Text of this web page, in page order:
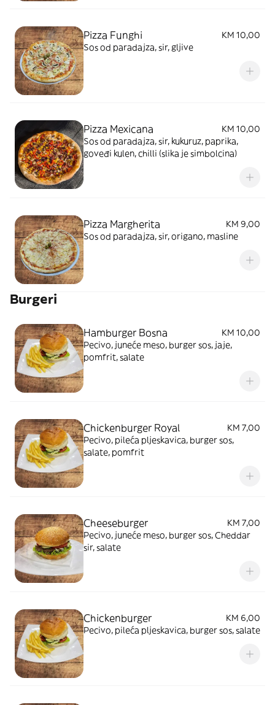
Pizza Funghi
KM 10,00
Sos od paradajza, sir, gljive
Pizza Mexicana
KM 10,00
Sos od paradajza, sir, kukuruz, paprika,
goveđi kulen, chilli (slika je simbolcina)
Pizza Margherita
KM 9,00
Sos od paradajza, sir, origano, masline
Burgeri
Hamburger Bosna
KM 10,00
Pecivo, juneće meso, burger sos, jaje,
pomfrit, salate
Chickenburger Royal
KM 7,00
Pecivo, pileća pljeskavica, burger sos,
salate, pomfrit
Cheeseburger
KM 7,00
Pecivo, juneće meso, burger sos, Cheddar
sir, salate
Chickenburger
KM 6,00
Pecivo, pileća pljeskavica, burger sos, salate